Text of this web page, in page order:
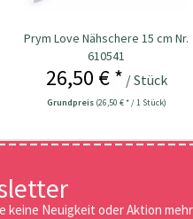
Prym Love Nähschere 15 cm Nr.
610541
26,50 € * / Stück
Grundpreis (26,50 € * / 1 Stück)
Neuigkeit oder Aktion